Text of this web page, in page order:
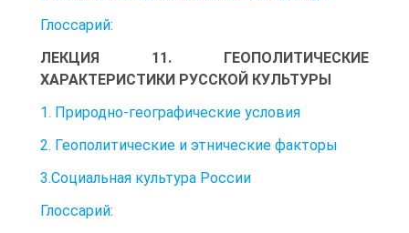
Глоссарий:
ЛЕКЦИЯ 11. ГЕОПОЛИТИЧЕСКИЕ
ХАРАКТЕРИСТИКИ РУССКОЙ КУЛЬТУРЫ
1. Природно-географические условия
2. Геополитические и этнические факторы
3.Социальная культура России
Глоссарий: